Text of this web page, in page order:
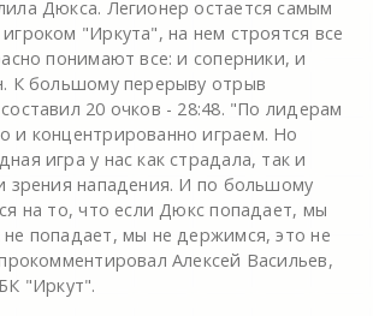
Дюкса. Легионер остается самым
"Иркута", на нем строятся все
понимают все: и соперники, и
К большому перерыву отрыв
20 очков - 28:48. "По лидерам
и концентрированно играем. Но
игра у нас как страдала, так и
зрения нападения. И по большому
на то, что если Дюкс попадает, мы
попадает, мы не держимся, это не
Алексей Васильев,
"Иркут".